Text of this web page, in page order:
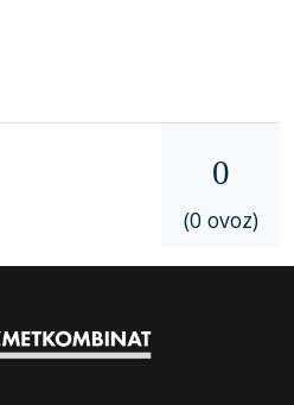
0
(0 ovoz)